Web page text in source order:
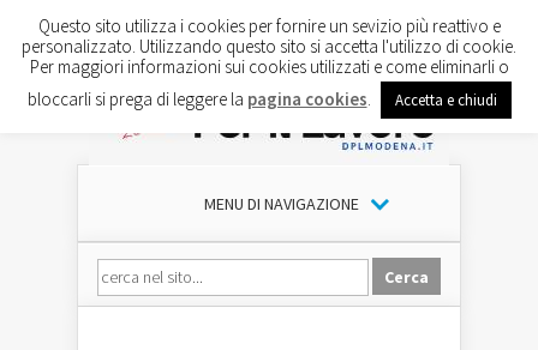
MENU DI NAVIGAZIONE
Questo sito utilizza i cookies per fornire un sevizio più reattivo e
personalizzato. Utilizzando questo sito si accetta l'utilizzo di cookie.
Per maggiori informazioni sui cookies utilizzati e come eliminarli o
bloccarli si prega di leggere la pagina cookies Accetta e chiudi